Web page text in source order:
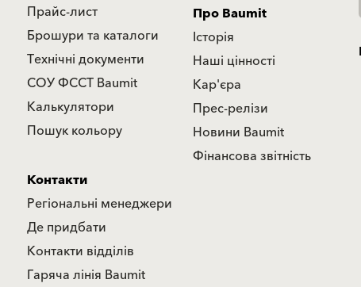
Прайс-лист
Брошури та каталоги
Технічні документи
СОУ ФССТ Baumit
Калькулятори
Пошук кольору
Про Baumit
Історія
Наші цінності
Кар'єра
Прес-релізи
Новини Baumit
Фінансова звітність
Контакти
Регіональні менеджери
Де придбати
Контакти відділів
Гаряча лінія Baumit